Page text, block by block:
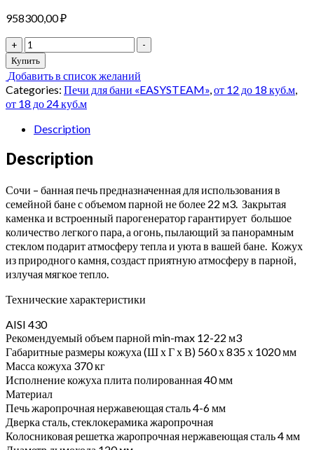
958300,00₽
+
Печь
Изистим
"Сочи
в
полноценном
кожухе
Жадеит"
-
Купить
Добавить в список желаний
Categories: Печи для бани «EASYSTEAM» от 12 до 18 куб.м
от 18 до 24 куб.м
Description
Description
Сочи – банная печь предназначенная для использования в
семейной бане с объемом парной не более 22 м3. Закрытая
каменка и встроенный парогенератор гарантирует большое
количество легкого пара, а огонь, пылающий за панорамным
стеклом подарит атмосферу тепла и уюта в вашей бане. Кожух
из природного камня, создаст приятную атмосферу в парной,
излучая мягкое тепло.
Технические характеристики
AISI 430
Рекомендуемый объем парной min-max 12-22 м3
Габаритные размеры кожуха (Ш х Г х В) 560 х 835 х 1020 мм
Масса кожуха 370 кг
Исполнение кожуха плита полированная 40 мм
Материал
Печь жаропрочная нержавеющая сталь 4-6 мм
Дверка сталь, стеклокерамика жаропрочная
Колосниковая решетка жаропрочная нержавеющая сталь 4 мм